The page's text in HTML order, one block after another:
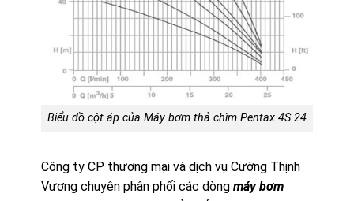
Biểu đồ cột áp của Máy bơm thả chìm Pentax 4S 24
Công ty CP thương mại và dịch vụ Cường Thịnh
Vương chuyên phân phối các dòng máy bơm